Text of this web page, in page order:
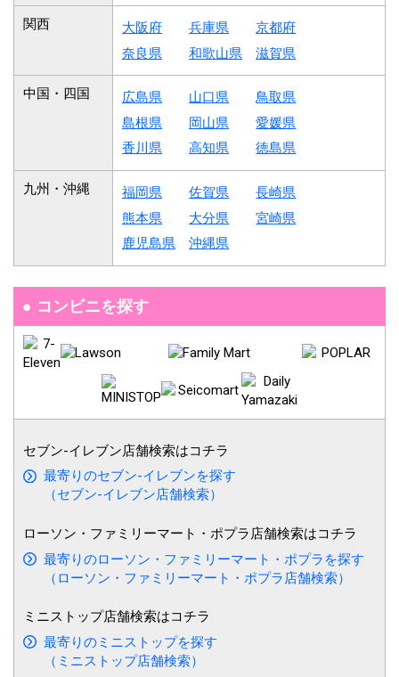
関西 大阪府 兵庫県
京都府
奈良県
和歌山県 滋賀県
中国・四国 広島県 山口県
鳥取県
島根県
岡山県
愛媛県
香川県
高知県 徳島県
九州・沖縄 福岡県 佐賀県
長崎県
熊本県
大分県
宮崎県
鹿児島県
沖縄県
コンビニを探す
セブン-イレブン店舗検索はコチラ
最寄りのセブン-イレブンを探す
（セブン-イレブン店舗検索）
ローソン・ ファミリーマート ・ポプラ店舗検索はコチラ
最寄りのローソン・ファミリーマート・ポプラを探す
（ローソン・ファミリーマート・ポプラ店舗検索）
ミニストップ店舗検索はコチラ
最寄りのミニストップを探す
（ミニストップ店舗検索）